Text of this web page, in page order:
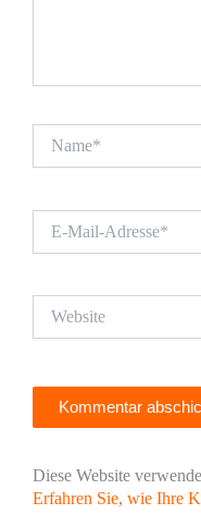
Mail-
Diese Website
Erfahren Sie, wie Ihre